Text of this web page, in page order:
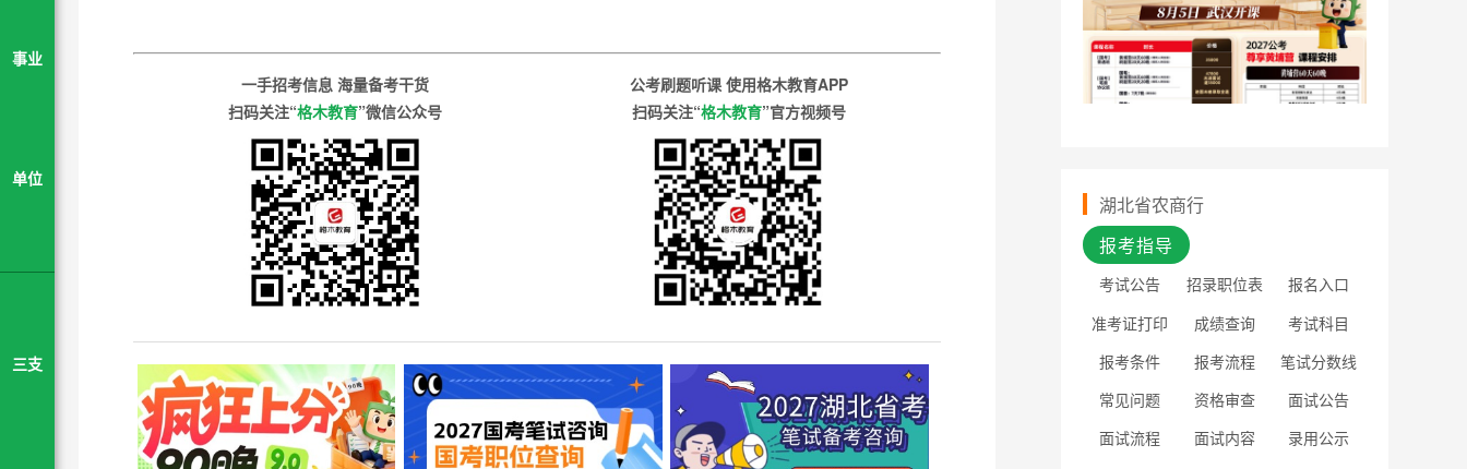
事业
单位
三支
一手招考信息 海量备考干货
扫码关注“格木教育”微信公众号
公考刷题听课 使用格木教育APP
扫码关注“格木教育”官方视频号
湖北省农商行
报考指导
考试公告 招录职位表 报名入口
准考证打印 成绩查询 考试科目
报考条件 报考流程 笔试分数线
常见问题 资格审查 面试公告
面试流程 面试内容 录用公示